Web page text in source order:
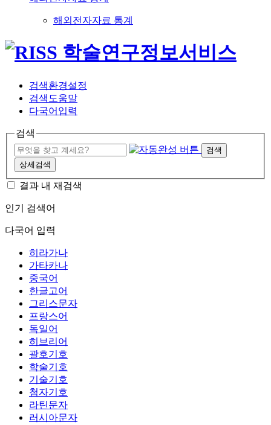
해외전자자료 통계
검색환경설정
검색도움말
다국어입력
검색
검색
상세검색
결과 내 재검색
인기 검색어
다국어 입력
히라가나
가타카나
중국어
한글고어
그리스문자
프랑스어
독일어
히브리어
괄호기호
학술기호
기술기호
첨자기호
라틴문자
러시아문자